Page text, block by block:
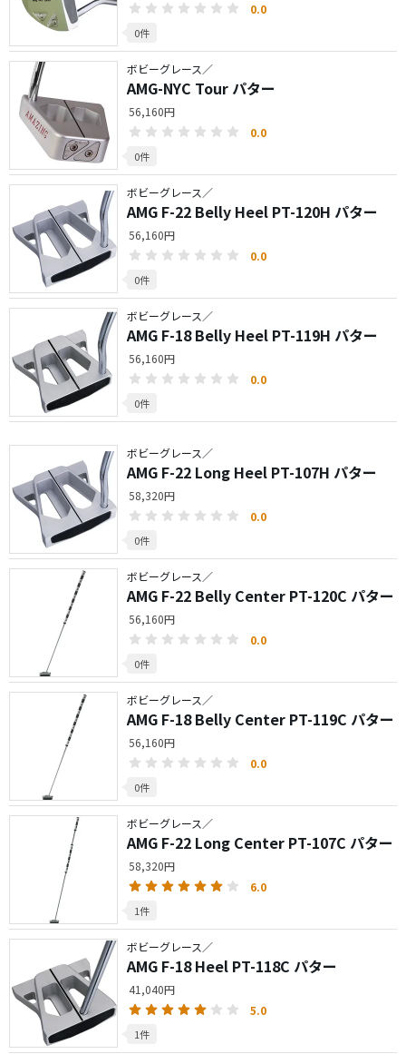
0.0
0件
ボビーグレース／
AMG-NYC Tour パター
56,160円
0.0
0件
ボビーグレース／
AMG F-22 Belly Heel PT-120H パター
56,160円
0.0
0件
ボビーグレース／
AMG F-18 Belly Heel PT-119H パター
56,160円
0.0
0件
ボビーグレース／
AMG F-22 Long Heel PT-107H パター
58,320円
0.0
0件
ボビーグレース／
AMG F-22 Belly Center PT-120C パター
56,160円
0.0
0件
ボビーグレース／
AMG F-18 Belly Center PT-119C パター
56,160円
0.0
0件
ボビーグレース／
AMG F-22 Long Center PT-107C パター
58,320円
6.0
1件
ボビーグレース／
AMG F-18 Heel PT-118C パター
41,040円
5.0
1件